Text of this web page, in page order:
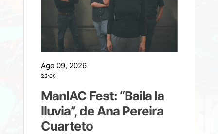
Ago 09, 2026
22:00
ManIAC Fest: “Baila la
lluvia”, de Ana Pereira
Cuarteto